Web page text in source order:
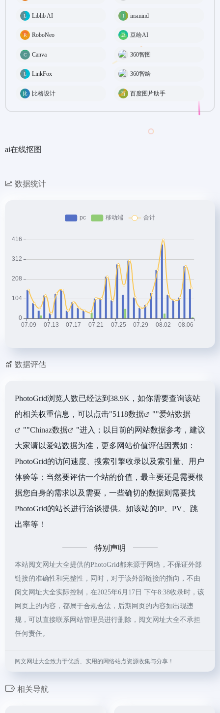
Liblib AI insmind
RoboNeo 豆绘AI
Canva 360智图
LinkFox 360智绘
比格设计 百度图片助手
ai在线抠图
数据统计
数据评估
PhotoGrid浏览人数已经达到38.9K，如你需要查询该站
的相关权重信息，可以点击"5118数据 ""爱站数据
""Chinaz数据
"进入；以目前的网站数据参考，建议
大家请以爱站数据为准，更多网站价值评估因素如：
PhotoGrid的访问速度、搜索引擎收录以及索引量、用户
体验等；当然要评估一个站的价值，最主要还是需要根
据您自身的需求以及需要，一些确切的数据则需要找
PhotoGrid的站长进行洽谈提供。如该站的IP、PV、跳
出率等！
特别声明
本站阅文网址大全提供的PhotoGrid都来源于网络，不保证外部
链接的准确性和完整性，同时，对于该外部链接的指向，不由
阅文网址大全实际控制，在2025年6月17日 下午8:38收录时，该
网页上的内容，都属于合规合法，后期网页的内容如出现违
规，可以直接联系网站管理员进行删除，阅文网址大全不承担
任何责任。
阅文网址大全致力于优质、实用的网络站点资源收集与分享！
相关导航